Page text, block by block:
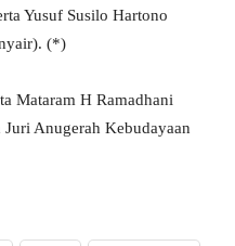
Yusuf Susilo Hartono
(*)
Mataram H Ramadhani
Anugerah Kebudayaan